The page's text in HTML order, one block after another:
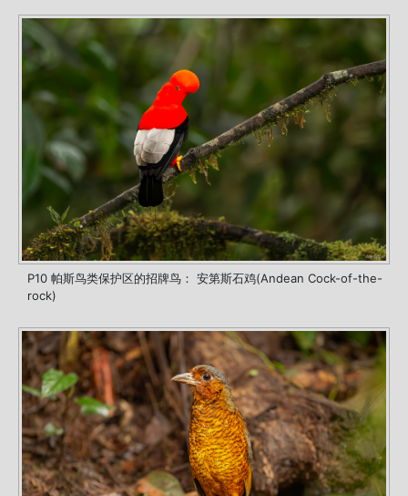
P10 帕斯鸟类保护区的招牌鸟： 安第斯石鸡(Andean Cock-of-the-
rock)